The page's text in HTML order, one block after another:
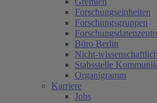
Forschungseinheiten
Forschungsgruppen
Büro Berlin
Nicht-
Stabsstelle
Organigramm
Karriere
Jobs